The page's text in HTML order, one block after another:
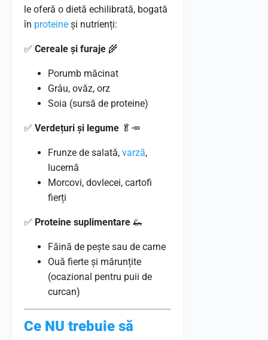
le oferă o dietă echilibrată, bogată
în proteine și nutrienți:
✅ Cereale și furaje 🌾
Porumb măcinat
Grâu, ovăz, orz
Soia (sursă de proteine)
✅ Verdețuri și legume 🥬🥕
Frunze de salată, varză,
lucernă
Morcovi, dovlecei, cartofi
fierți
✅ Proteine suplimentare 🦗
Făină de pește sau de carne
Ouă fierte și mărunțite
(ocazional pentru puii de
curcan)
Ce NU trebuie să